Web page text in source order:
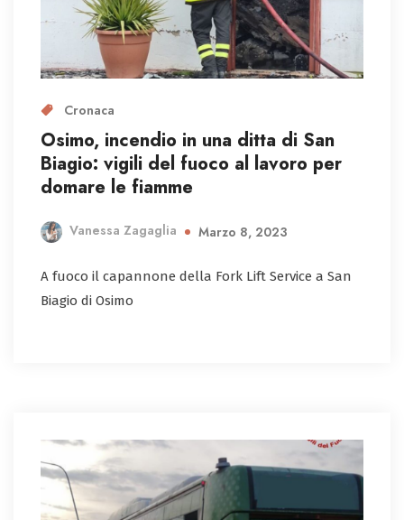
Cronaca
Osimo, incendio in una ditta di San
Biagio: vigili del fuoco al lavoro per
domare le fiamme
Vanessa Zagaglia Marzo 8, 2023
A fuoco il capannone della Fork Lift Service a San
Biagio di Osimo